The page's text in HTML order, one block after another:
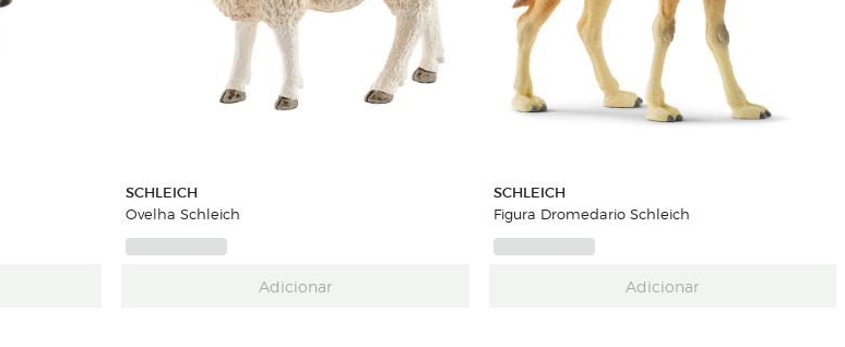
SCHLEICH
Ovelha Schleich
Adicionar
SCHLEICH
Figura Dromedario Schleich
Adicionar